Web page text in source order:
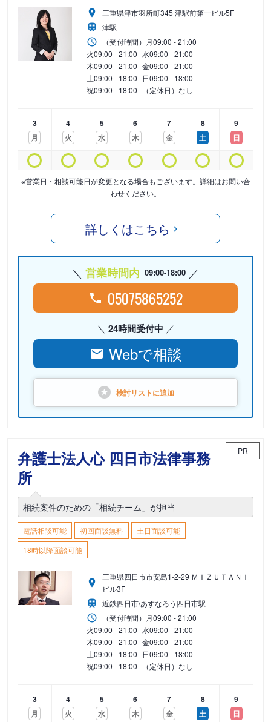
三重県津市羽所町345 津駅前第一ビル5F
津駅
（受付時間） 月09:00 - 21:00
火09:00 - 21:00 水09:00 - 21:00
木09:00 - 21:00 金09:00 - 21:00
土09:00 - 18:00 日09:00 - 18:00
祝09:00 - 18:00 （定休日）なし
3
月
4
火
5
水
6
木
7
金
8
土
9
日
※営業日・相談可能日が変更となる場合もございます。詳細はお問い合
わせください。
詳しくはこちら
営業時間内 09:00-18:00
05075865252
24時間受付中
Webで相談
検討リストに追加
弁護士法人心 四日市法律事務
所
PR
相続案件のための「相続チーム」が担当
電話相談可能 初回面談無料
土日面談可能
18時以降面談可能
三重県四日市市安島1-2-29 ＭＩＺＵＴＡＮＩ
ビル3F
近鉄四日市/あすなろう四日市駅
（受付時間） 月09:00 - 21:00
火09:00 - 21:00 水09:00 - 21:00
木09:00 - 21:00 金09:00 - 21:00
土09:00 - 18:00 日09:00 - 18:00
祝09:00 - 18:00 （定休日）なし
3
月
4
火
5
水
6
木
7
金
8
土
9
日